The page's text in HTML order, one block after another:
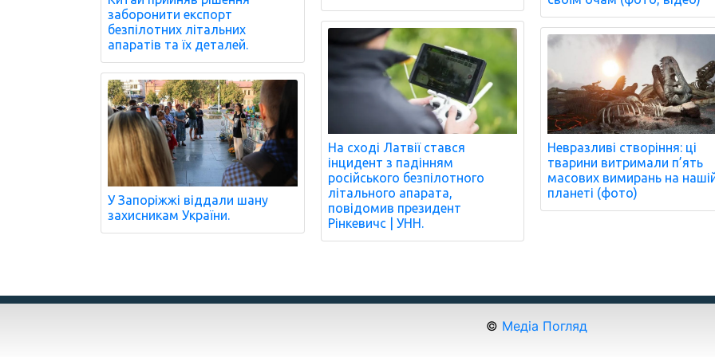
заборонити експорт
безпілотних літальних
апаратів та їх деталей.
У Запоріжжі віддали шану
захисникам України.
На сході Латвії стався
інцидент з падінням
російського безпілотного
літального апарата,
повідомив президент
Рінкевичс | УНН.
Невразливі створіння: ці
тварини витримали п’ять
масових вимирань на
планеті (фото)
© Медіа Погляд